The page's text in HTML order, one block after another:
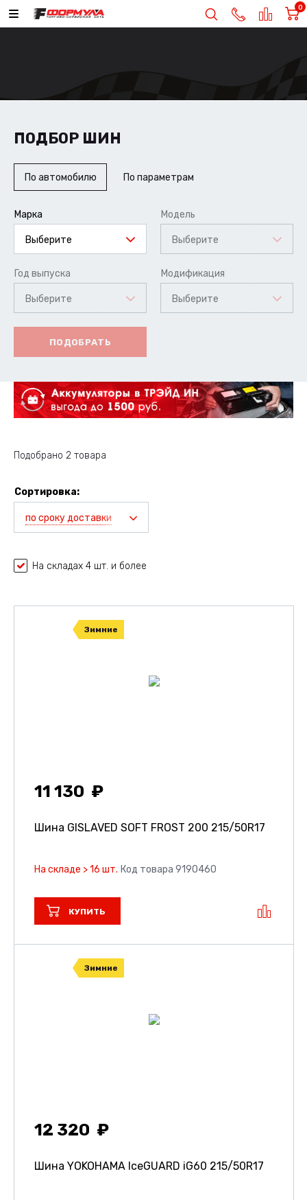
0
ПОДБОР ШИН
По автомобилю По параметрам
Марка
Выберите
Модель
Выберите
Год выпуска
Выберите
Модификация
Выберите
ПОДОБРАТЬ
Подобрано 2 товара
Сортировка:
по сроку доставки
На складах 4 шт. и более
Зимние
11 130
Шина GISLAVED SOFT FROST 200 215/50R17
На складе > 16 шт. Код товара 9190460
КУПИТЬ
Зимние
12 320
Шина YOKOHAMA IceGUARD iG60 215/50R17